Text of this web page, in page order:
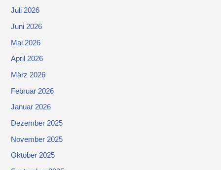
Juli 2026
Juni 2026
Mai 2026
April 2026
März 2026
Februar 2026
Januar 2026
Dezember 2025
November 2025
Oktober 2025